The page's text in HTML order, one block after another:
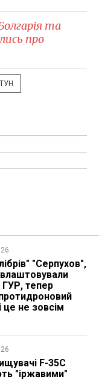
та
про
"Серпухов",
ГУР, тепер
це не зовсім
F-35C
"іржавими"